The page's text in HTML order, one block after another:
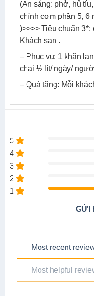
(Ăn sáng: phở, hủ
chính cơm phần 5, 6
)>>>> Tiêu chuẩn
Khách sạn .
– Phục vụ: 1 khăn
chai ½ lít/ ngày/
– Quà tặng: Mỗi
5
4
3
2
1
GỬI
Most recent
Most helpful